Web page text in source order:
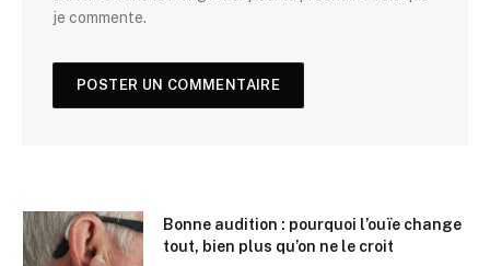
je commente.
Bonne audition : pourquoi l’ouïe change
tout, bien plus qu’on ne le croit